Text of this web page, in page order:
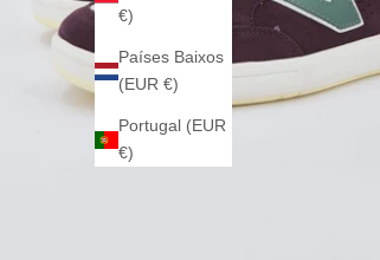
€)
Países Baixos
(EUR €)
Portugal (EUR
€)